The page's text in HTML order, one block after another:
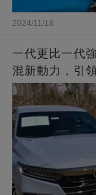
2024/11/18
一代更比一代
混新動力，引